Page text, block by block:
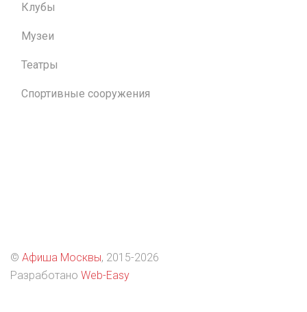
Клубы
Музеи
Театры
Спортивные сооружения
© Афиша Москвы, 2015-2026
Разработано Web-Easy